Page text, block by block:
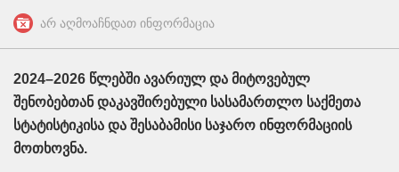
არ აღმოაჩნდათ ინფორმაცია
2024–2026 წლებში ავარიულ და მიტოვებულ
შენობებთან დაკავშირებული სასამართლო საქმეთა
სტატისტიკისა და შესაბამისი საჯარო ინფორმაციის
მოთხოვნა.